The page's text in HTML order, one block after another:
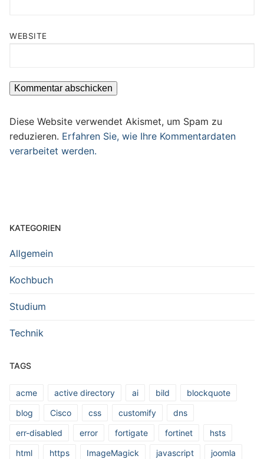
WEBSITE
Diese Website verwendet Akismet, um Spam zu
reduzieren. Erfahren Sie, wie Ihre Kommentardaten
verarbeitet werden.
KATEGORIEN
Allgemein
Kochbuch
Studium
Technik
TAGS
acme active directory ai bild
blockquote
blog
Cisco css customify
dns
err-disabled
error fortigate fortinet
hsts
html
https ImageMagick javascript
joomla